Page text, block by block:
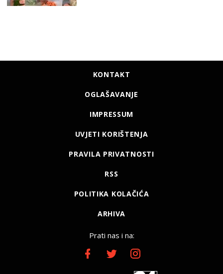
KONTAKT
OGLAŠAVANJE
IMPRESSUM
UVJETI KORIŠTENJA
PRAVILA PRIVATNOSTI
RSS
POLITIKA KOLAČIĆA
ARHIVA
Prati nas i na: